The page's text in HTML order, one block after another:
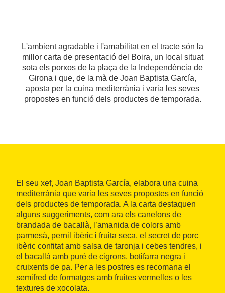
L'ambient agradable i l'amabilitat en el tracte són la
millor carta de presentació del Boira, un local situat
sota els porxos de la plaça de la Independència de
Girona i que, de la mà de Joan Baptista García,
aposta per la cuina mediterrània i varia les seves
propostes en funció dels productes de temporada.
El seu xef, Joan Baptista García, elabora una cuina
mediterrània que varia les seves propostes en funció
dels productes de temporada. A la carta destaquen
alguns suggeriments, com ara els canelons de
brandada de bacallà, l’amanida de colors amb
parmesà, pernil ibèric i fruita seca, el secret de porc
ibèric confitat amb salsa de taronja i cebes tendres, i
el bacallà amb puré de cigrons, botifarra negra i
cruixents de pa. Per a les postres es recomana el
semifred de formatges amb fruites vermelles o les
textures de xocolata.